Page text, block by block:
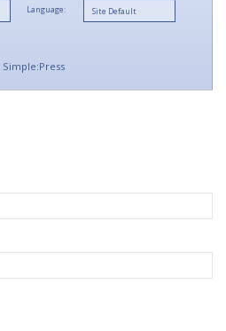
Language:
Simple:Press